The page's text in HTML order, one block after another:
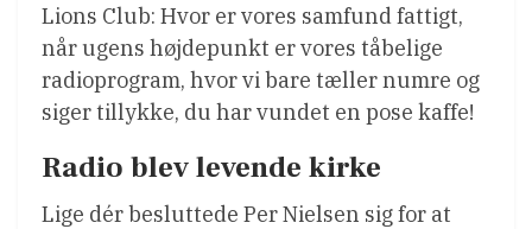
Lions Club: Hvor er vores samfund fattigt,
når ugens højdepunkt er vores tåbelige
radioprogram, hvor vi bare tæller numre og
siger tillykke, du har vundet en pose kaffe!
Radio blev levende kirke
Lige dér besluttede Per Nielsen sig for at